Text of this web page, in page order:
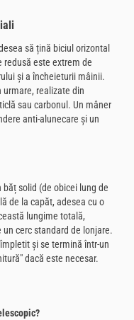
să țină biciul orizontal
este extrem de
și a încheieturii mâinii.
realizate din
sau carbonul. Un mâner
anti-alunecare și un
solid (de obicei lung de
de la capăt, adesea cu o
lungime totală,
cerc standard de lonjare.
și se termină într-un
dacă este necesar.